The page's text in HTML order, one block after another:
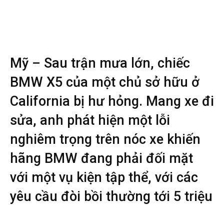
Mỹ – Sau trận mưa lớn, chiếc
BMW X5 của một chủ sở hữu ở
California bị hư hỏng. Mang xe đi
sửa, anh phát hiện một lỗi
nghiêm trọng trên nóc xe khiến
hãng BMW đang phải đối mặt
với một vụ kiện tập thể, với các
yêu cầu đòi bồi thường tới 5 triệu